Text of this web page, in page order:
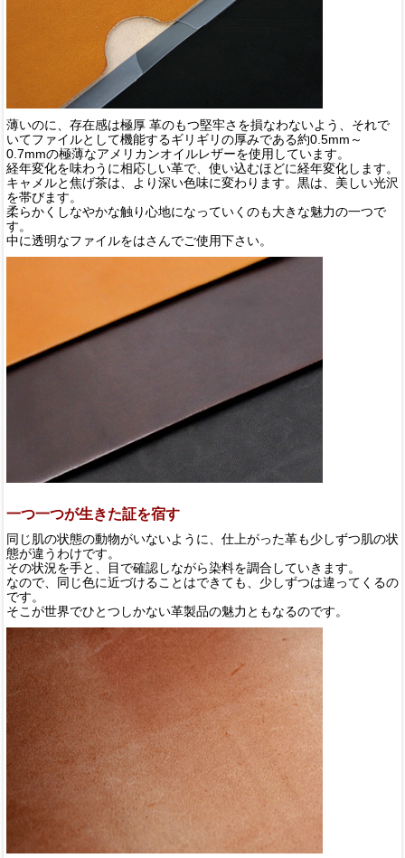
薄いのに、存在感は極厚 革のもつ堅牢さを損なわないよう、それで
いてファイルとして機能するギリギリの厚みである約0.5mm～
0.7mmの極薄なアメリカンオイルレザーを使用しています。
経年変化を味わうに相応しい革で、使い込むほどに経年変化します。
キャメルと焦げ茶は、より深い色味に変わります。黒は、美しい光沢
を帯びます。
柔らかくしなやかな触り心地になっていくのも大きな魅力の一つで
す。
中に透明なファイルをはさんでご使用下さい。
一つ一つが生きた証を宿す
同じ肌の状態の動物がいないように、仕上がった革も少しずつ肌の状
態が違うわけです。
その状況を手と、目で確認しながら染料を調合していきます。
なので、同じ色に近づけることはできても、少しずつは違ってくるの
です。
そこが世界でひとつしかない革製品の魅力ともなるのです。